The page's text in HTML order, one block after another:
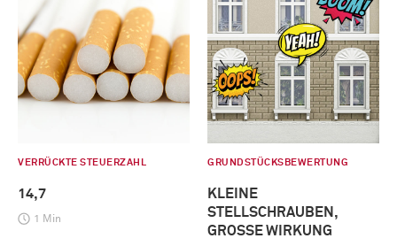
VERRÜCKTE STEUERZAHL
14,7
1 Min
GRUNDSTÜCKSBEWERTUNG
KLEINE
STELLSCHRAUBEN,
GROSSE WIRKUNG